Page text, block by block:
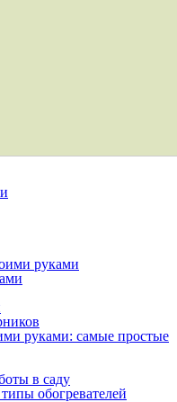
руками
руками: самые простые
в саду
обогревателей